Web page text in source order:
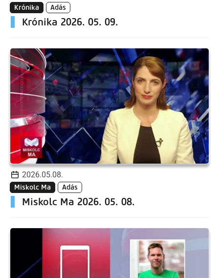
Krónika Adás
Krónika 2026. 05. 09.
2026.05.08.
Miskolc Ma Adás
Miskolc Ma 2026. 05. 08.